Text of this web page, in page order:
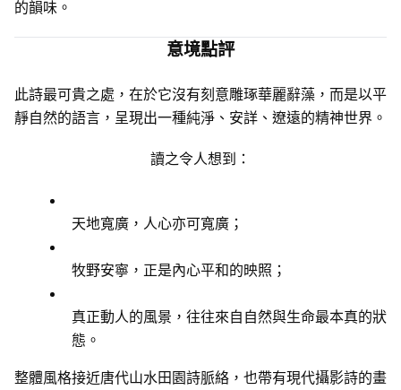
的韻味。
意境點評
此詩最可貴之處，在於它沒有刻意雕琢華麗辭藻，而是以平
靜自然的語言，呈現出一種純淨、安詳、遼遠的精神世界。
讀之令人想到：
天地寬廣，人心亦可寬廣；
牧野安寧，正是內心平和的映照；
真正動人的風景，往往來自自然與生命最本真的狀
態。
整體風格接近唐代山水田園詩脈絡，也帶有現代攝影詩的畫